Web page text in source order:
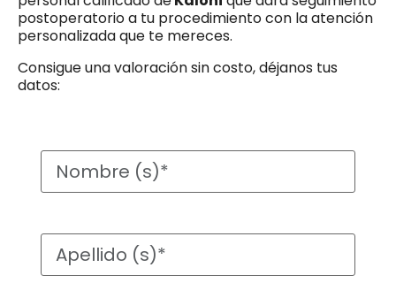
postoperatorio a tu procedimiento con la atención
personalizada que te mereces.
Consigue una valoración sin costo, déjanos tus
datos: